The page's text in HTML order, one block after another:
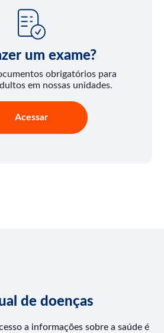
um exame?
obrigatórios para
em nossas unidades.
Acessar
de doenças
a informações sobre a saúde é